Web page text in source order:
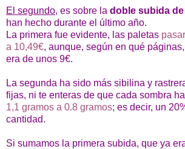
El segundo, es sobre la doble subida
han hecho durante el último año.
La primera fue evidente, las paletas
a 10,49€, aunque, según en qué
era de unos 9€.
La segunda ha sido más sibilina y
fijas, ni te enteras de que cada sombra
1,1 gramos a 0.8 gramos; es decir, un
cantidad.
Si sumamos la primera subida, que ya